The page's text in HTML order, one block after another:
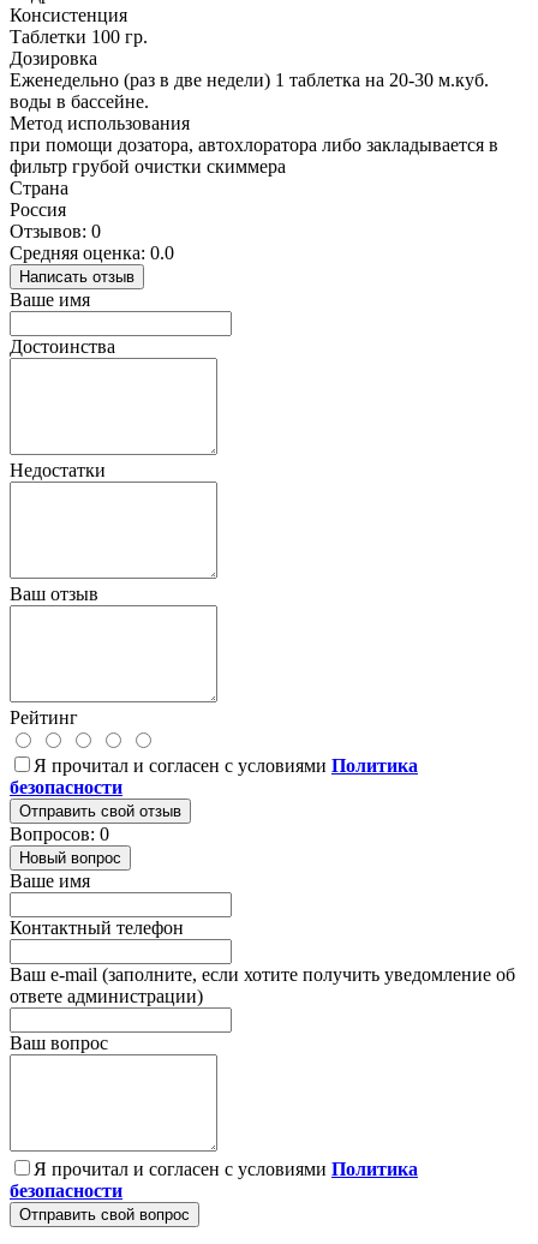
Консистенция
Таблетки 100 гр.
Дозировка
Еженедельно (раз в две недели) 1 таблетка на 20-30 м.куб.
воды в бассейне.
Метод использования
при помощи дозатора, автохлоратора либо закладывается в
фильтр грубой очистки скиммера
Страна
Россия
Отзывов: 0
Средняя оценка: 0.0
Написать отзыв
Ваше имя
Достоинства
Недостатки
Ваш отзыв
Рейтинг
Я прочитал и согласен с условиями Политика
безопасности
Отправить свой отзыв
Вопросов: 0
Новый вопрос
Ваше имя
Контактный телефон
Ваш e-mail (заполните, если хотите получить уведомление об
ответе администрации)
Ваш вопрос
Я прочитал и согласен с условиями Политика
безопасности
Отправить свой вопрос